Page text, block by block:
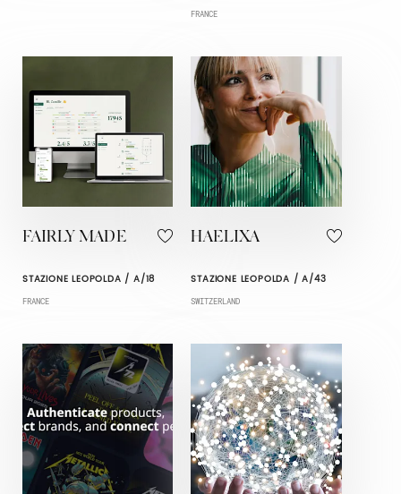
FRANCE
FAIRLY MADE
STAZIONE LEOPOLDA / A/18
FRANCE
HAELIXA
STAZIONE LEOPOLDA / A/43
SWITZERLAND